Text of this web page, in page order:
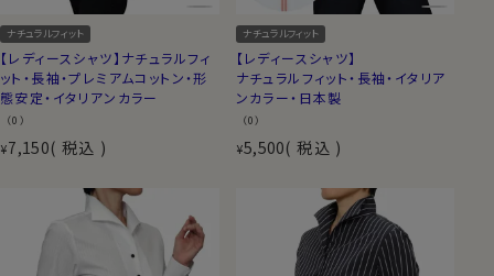
ナチュラルフィット
【レディースシャツ】ナチュラルフィ
ット・長袖・プレミアムコットン・形
態安定・イタリアンカラー
（0）
¥7,150 税込
ナチュラルフィット
【レディースシャツ】
ナチュラルフィット・長袖・イタリア
ンカラー・日本製
（0）
¥5,500 税込